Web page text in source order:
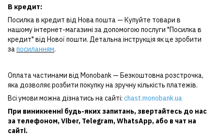
В кредит:
Посилка в кредит від Нова пошта — Купуйте товари в
нашому інтернет-магазині за допомогою послуги "Посилка в
кредит" від Нової пошти. Детальна інструкція як це зробити
запосиланням.
Оплата частинами від Monobank — Безкоштовна розстрочка,
яка дозволяє розбити покупку на зручну кількість платежів.
Всі умови можна дізнатись на сайті: chast.monobank.ua
При виникненні будь-яких запитань, звертайтесь до нас
за телефоном,Viber, Telegram,WhatsApp, або в чат на
сайті.